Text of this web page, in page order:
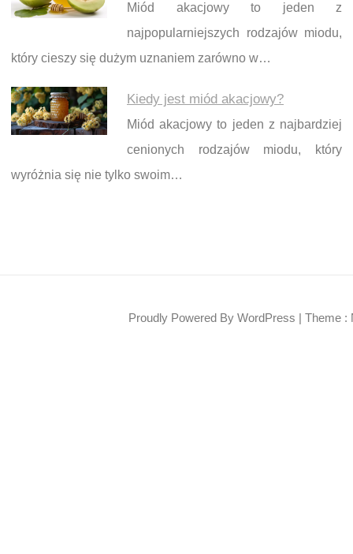
Miód akacjowy to jeden z
najpopularniejszych rodzajów miodu,
który cieszy się dużym uznaniem zarówno w…
Kiedy jest miód akacjowy?
Miód akacjowy to jeden z najbardziej
cenionych rodzajów miodu, który
wyróżnia się nie tylko swoim…
Proudly Powered By WordPress | Theme :